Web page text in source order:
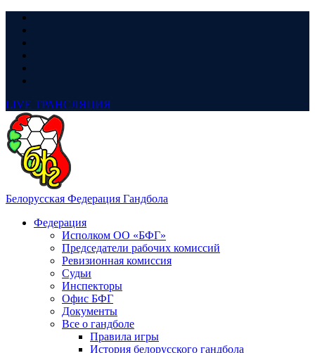
LIVE ТРАНСЛЯЦИЯ
Белорусская Федерация Гандбола
Федерация
Исполком ОО «БФГ»
Председатели рабочих комиссий
Ревизионная комиссия
Судьи
Инспекторы
Офис БФГ
Документы
Все о гандболе
Правила игры
История белорусского гандбола